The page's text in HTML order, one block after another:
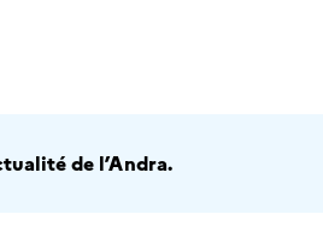
de l’Andra.